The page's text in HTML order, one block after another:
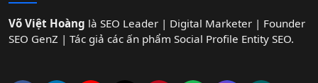
Võ Việt Hoàng là SEO Leader | Digital Marketer | Founder
SEO GenZ | Tác giả các ấn phẩm Social Profile Entity SEO.